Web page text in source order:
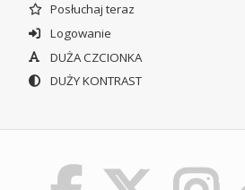
Posłuchaj teraz
Logowanie
DUŻA CZCIONKA
DUŻY KONTRAST